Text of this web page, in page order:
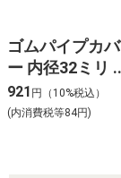
ゴムパイプカバ
ー 内径32ミリ
×300 GPK-332
921 円（10%税込）
(内消費税等84円)